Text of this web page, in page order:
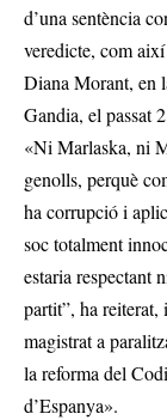
d’una sentència
veredicte, com
Diana Morant, en
Gandia, el passat
«Ni Marlaska, ni
genolls, perquè
ha corrupció i
soc totalment
estaria respectant
partit”, ha reiterat,
magistrat a
la reforma del
d’Espanya».